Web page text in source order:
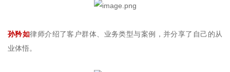
孙矜如律师介绍了客户群体、业务类型与案例，并分享了自己的从
业体悟。